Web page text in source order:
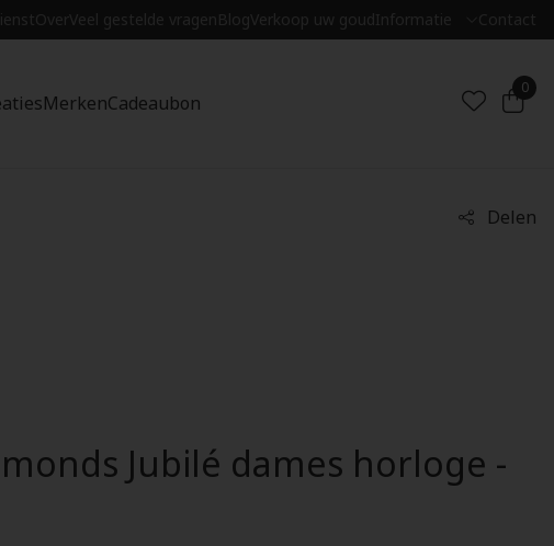
OverVeel gestelde vragenBlogVerkoop uw goudInformatie Contact
MerkenCadeaubon
0
Delen
Jubilé dames horloge -